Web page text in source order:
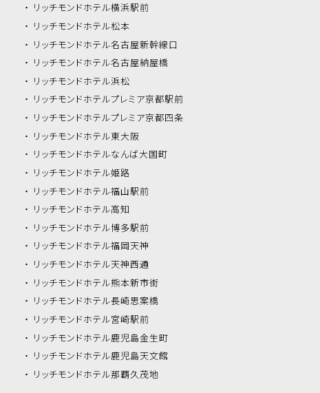
リッチモンドホテル横浜駅前
リッチモンドホテル松本
リッチモンドホテル名古屋新幹線口
リッチモンドホテル名古屋納屋橋
リッチモンドホテル浜松
リッチモンドホテルプレミア京都駅前
リッチモンドホテルプレミア京都四条
リッチモンドホテル東大阪
リッチモンドホテルなんば大国町
リッチモンドホテル姫路
リッチモンドホテル福山駅前
リッチモンドホテル高知
リッチモンドホテル博多駅前
リッチモンドホテル福岡天神
リッチモンドホテル天神西通
リッチモンドホテル熊本新市街
リッチモンドホテル長崎思案橋
リッチモンドホテル宮崎駅前
リッチモンドホテル鹿児島金生町
リッチモンドホテル鹿児島天文館
リッチモンドホテル那覇久茂地